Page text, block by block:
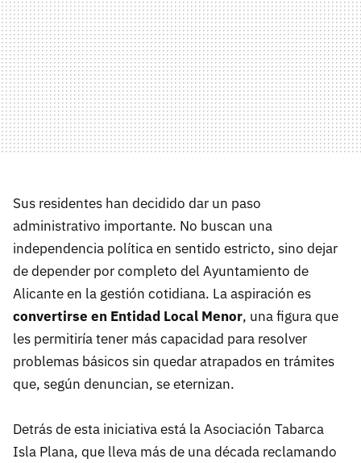
Sus residentes han decidido dar un paso
administrativo importante. No buscan una
independencia política en sentido estricto, sino dejar
de depender por completo del Ayuntamiento de
Alicante en la gestión cotidiana. La aspiración es
convertirse en Entidad Local Menor, una figura que
les permitiría tener más capacidad para resolver
problemas básicos sin quedar atrapados en trámites
que, según denuncian, se eternizan.
Detrás de esta iniciativa está la Asociación Tabarca
Isla Plana, que lleva más de una década reclamando